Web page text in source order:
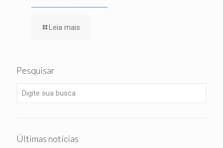
Leia mais
Pesquisar
Últimas notícias